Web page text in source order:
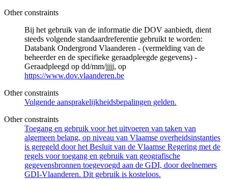
Other constraints
Bij het gebruik van de informatie die DOV aanbiedt, dient
steeds volgende standaardreferentie gebruikt te worden:
Databank Ondergrond Vlaanderen - (vermelding van de
beheerder en de specifieke geraadpleegde gegevens) -
Geraadpleegd op dd/mm/jjjj, op
https://www.dov.vlaanderen.be
Other constraints
Volgende aansprakelijkheidsbepalingen gelden.
Other constraints
Toegang en gebruik voor het uitvoeren van taken van
algemeen belang, op niveau van Vlaamse overheidsinstanties
is geregeld door het Besluit van de Vlaamse Regering met de
regels voor toegang en gebruik van geografische
gegevensbronnen toegevoegd aan de GDI, door deelnemers
GDI-Vlaanderen. Dit gebruik is kosteloos.